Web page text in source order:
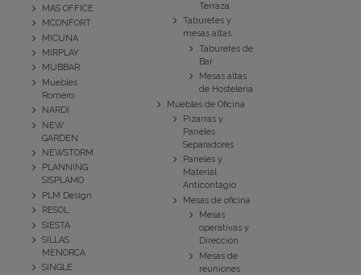
MAS OFFICE
MCONFORT
MICUNA
MIRPLAY
MUBBAR
Muebles
Romero
NARDI
NEW
GARDEN
NEWSTORM
PLANNING
SISPLAMO
PLM Design
RESOL
SIESTA
SILLAS
MENORCA
SINGLE
Terraza
Taburetes y
mesas altas
Taburetes de
Bar
Mesas altas
de Hostelería
Muebles de Oficina
Pizarras y
Paneles
Separadores
Paneles y
Material
Anticontagio
Mesas de oficina
Mesas
operativas y
Dirección
Mesas de
reuniones